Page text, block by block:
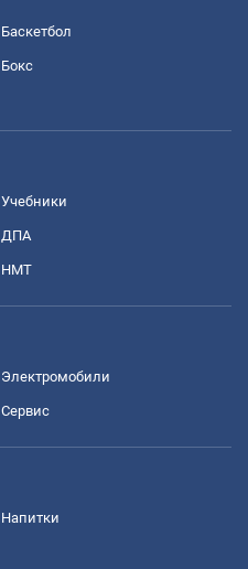
Баскетбол
Бокс
Учебники
ДПА
НМТ
Электромобили
Сервис
Напитки